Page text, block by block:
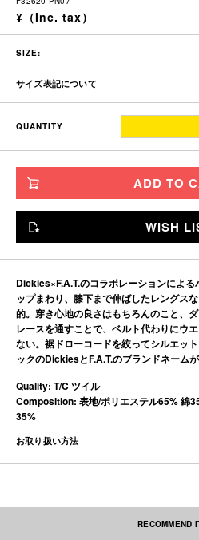
SIZE:
サイズ表記について
ウエスト 渡
86
SKINNY
90
FAT
96
JUMBO
104
QUANTITY
ADD TO
WISH
Dickies×F.A.T.のコラボレーションによ
ップまわり、膝下まで伸ばしたレングス
的。穿き心地の良さはもちろんのこと、
レースを通すことで、ベルト代わりにウ
ない。裾ドローコードを絞ってシルエッ
ックのDickiesとF.A.T.のブランドネーム
Quality: T/C ツイル
Composition: 表地/ポリエステル65% 綿
35%
お取り扱い方法
RECOMMEND